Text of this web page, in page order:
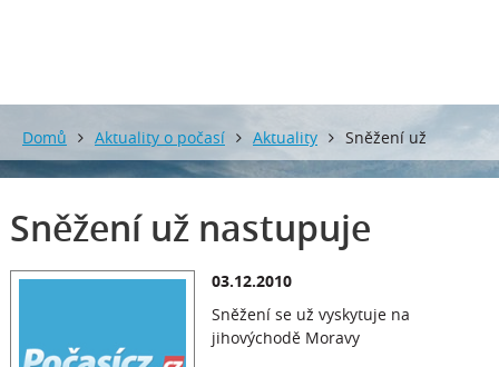
Domů Aktuality o počasí Aktuality Sněžení už
nastupuje
Sněžení už nastupuje
03.12.2010
Sněžení se už vyskytuje na
jihovýchodě Moravy